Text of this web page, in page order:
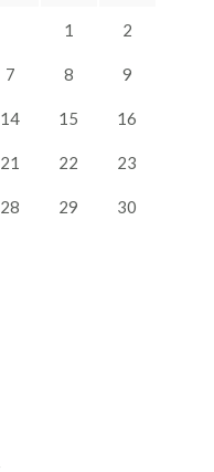
1 2
7 8 9
14 15 16
21 22 23
28 29 30